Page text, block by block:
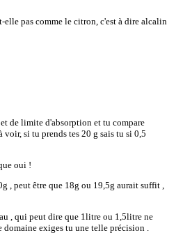
elle pas comme le citron, c'est à dire alcalin
de limite d'absorption et tu compare
voir, si tu prends tes 20 g sais tu si 0,5
oui !
, peut être que 18g ou 19,5g aurait suffit ,
, qui peut dire que 1litre ou 1,5litre ne
domaine exiges tu une telle précision .